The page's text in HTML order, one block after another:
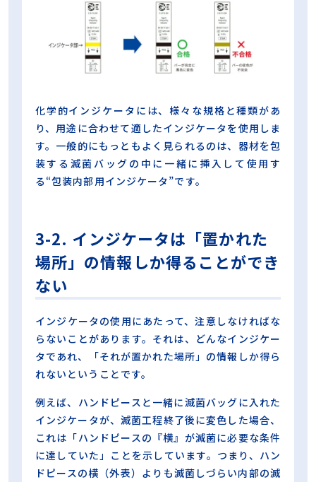
化学的インジケータには、様々な規格と種類があ
り、用途に合わせて適したインジケータを使用しま
す。一般的にもっともよく見られるのは、器材を包
装する滅菌バッグの中に一緒に挿入して使用す
る“包装内部用インジケータ”です。
3-2. インジケータは「置かれた
場所」の情報しか得ることができ
ない
インジケータの使用にあたって、注意しなければな
らないことがあります。それは、どんなインジケー
タであれ、「それが置かれた場所」の情報しか得ら
れないということです。
例えば、ハンドピースと一緒に滅菌バッグに入れた
インジケータが、滅菌工程終了後に変色した場合、
これは「ハンドピースの『横』が滅菌に必要な条件
に達していた」ことを示しています。つまり、ハン
ドピースの横（外表）よりも滅菌しづらい内部の滅